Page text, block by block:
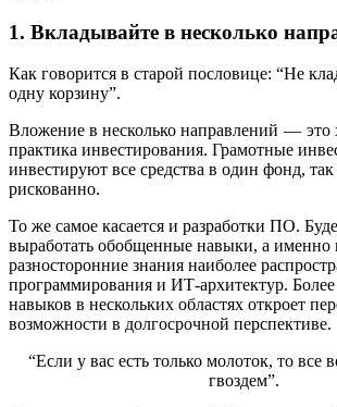
1. Вкладывайте в несколько
Как говорится в старой пословице: “Не
одну корзину”.
Вложение в несколько направлений — это
практика инвестирования. Грамотные
инвестируют все средства в один фонд,
рискованно.
То же самое касается и разработки ПО.
выработать обобщенные навыки, а именно
разносторонние знания наиболее
программирования и ИТ-архитектур.
навыков в нескольких областях откроет
возможности в долгосрочной перспективе.
“Если у вас есть только молоток, то все
гвоздем”.